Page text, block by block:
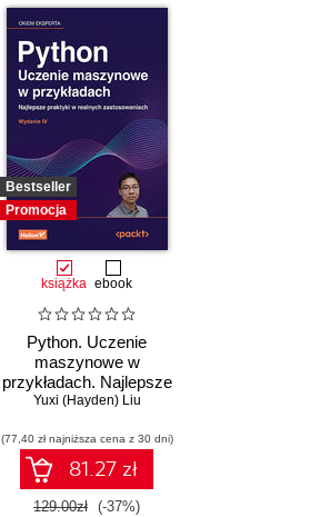
Bestseller
Promocja
książka ebook
Python. Uczenie
maszynowe w
przykładach. Najlepsze
praktyki w realnych
Wydanie IV
Yuxi (Hayden) Liu
(77,40 zł najniższa cena z 30 dni)
81.27 zł
129.00zł (-37%)